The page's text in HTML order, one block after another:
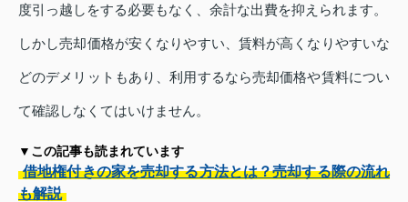
度引っ越しをする必要もなく、余計な出費を抑えられます。
しかし売却価格が安くなりやすい、賃料が高くなりやすいな
どのデメリットもあり、利用するなら売却価格や賃料につい
て確認しなくてはいけません。
▼この記事も読まれています
借地権付きの家を売却する方法とは？売却する際の流れ
も解説